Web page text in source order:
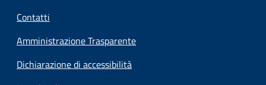
Contatti
Amministrazione Trasparente
Dichiarazione di accessibilità